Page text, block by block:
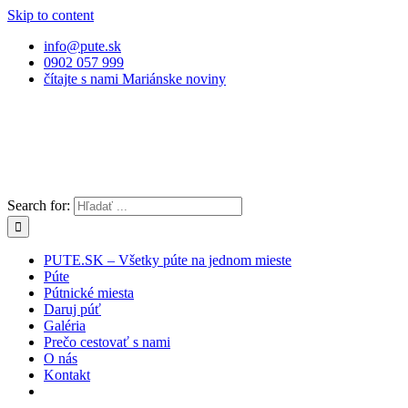
Skip to content
info@pute.sk
0902 057 999
čítajte s nami Mariánske noviny
Search for:
PUTE.SK – Všetky púte na jednom mieste
Púte
Pútnické miesta
Daruj púť
Galéria
Prečo cestovať s nami
O nás
Kontakt